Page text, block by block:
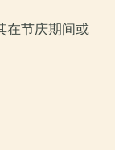
在节庆期间或